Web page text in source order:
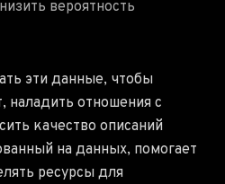
вероятность
эти данные, чтобы
наладить отношения с
качество описаний
на данных, помогает
ресурсы для